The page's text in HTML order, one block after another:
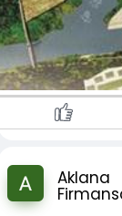
နည်းငယ်ဝမ်းန
သော်ရွှေလီမှာန
ယ်။ တရုတ်လူမျိုး
ျှပ်စစ်စနစ်၊ လွ
နစ်နဲ့စည်းကမ်းရှိ
တွေ့အကြုံအသစ်တွေ
န့်ခွဲမှု၊ ဒစ်ဂျစ်
ျေးရွာ၊ ကိုယ့်နိုင်
ကြား ယဉ်ကျေ
ည်း မျှော်လင့်ပါ
က်ရှိုင်းလာနိုင်ပြီး
တွေ ပိုမိုမြင်တွေ့နို
ေခဲ့ပြီး နိုင်ငံတ
ြည့်ဆည်းနိုင်ခဲ့ပေ
ေအားလျှပ်စစ်သူ
ြန်မာနိုင်ငံ+
Aklana